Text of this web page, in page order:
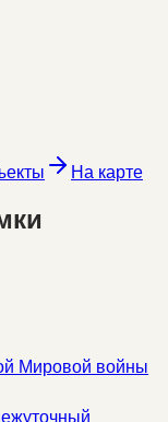
На карте
Мировой войны